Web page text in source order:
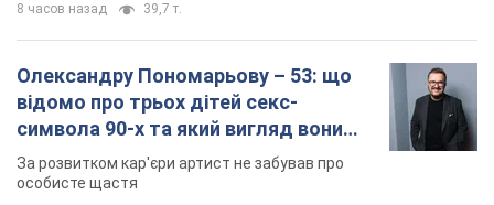
8 часов назад 39,7 т.
Олександру Пономарьову – 53: що
відомо про трьох дітей секс-
символа 90-х та який вигляд вони
мають
За розвитком кар'єри артист не забував про
особисте щастя